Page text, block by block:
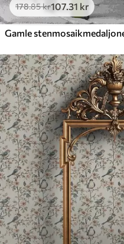
178.85kr107.31 kr